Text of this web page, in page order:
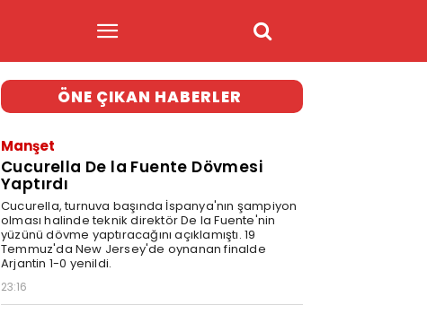
ÖNE ÇIKAN HABERLER
Manşet
Cucurella De la Fuente Dövmesi
Yaptırdı
Cucurella, turnuva başında İspanya'nın şampiyon
olması halinde teknik direktör De la Fuente'nin
yüzünü dövme yaptıracağını açıklamıştı. 19
Temmuz'da New Jersey'de oynanan finalde
Arjantin 1-0 yenildi.
23:16